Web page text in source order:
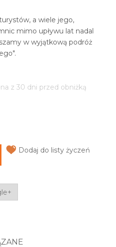
a wiele jego,
mimo upływu lat nadal
w wyjątkową podróż
z 30 dni przed obniżką
Dodaj do listy życzeń